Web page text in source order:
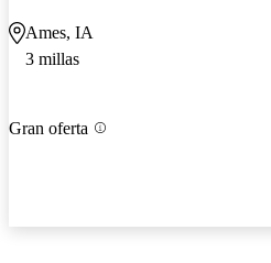
Ames, IA
3 millas
Gran oferta